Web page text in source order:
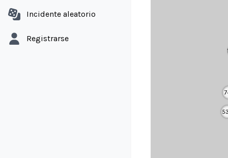
Incidente aleatorio
Registrarse